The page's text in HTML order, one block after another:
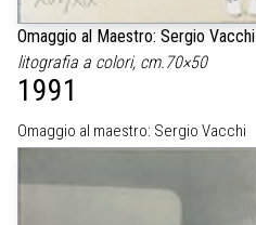
Omaggio al Maestro: Sergio Vacchi
litografia a colori, cm.70×50
1991
Omaggio al maestro: Sergio Vacchi